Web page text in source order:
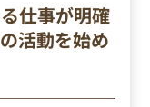
仕事が明確
活動を始め